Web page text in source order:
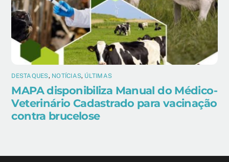
DESTAQUES, NOTÍCIAS, ÚLTIMAS
MAPA disponibiliza Manual do Médico-
Veterinário Cadastrado para vacinação
contra brucelose